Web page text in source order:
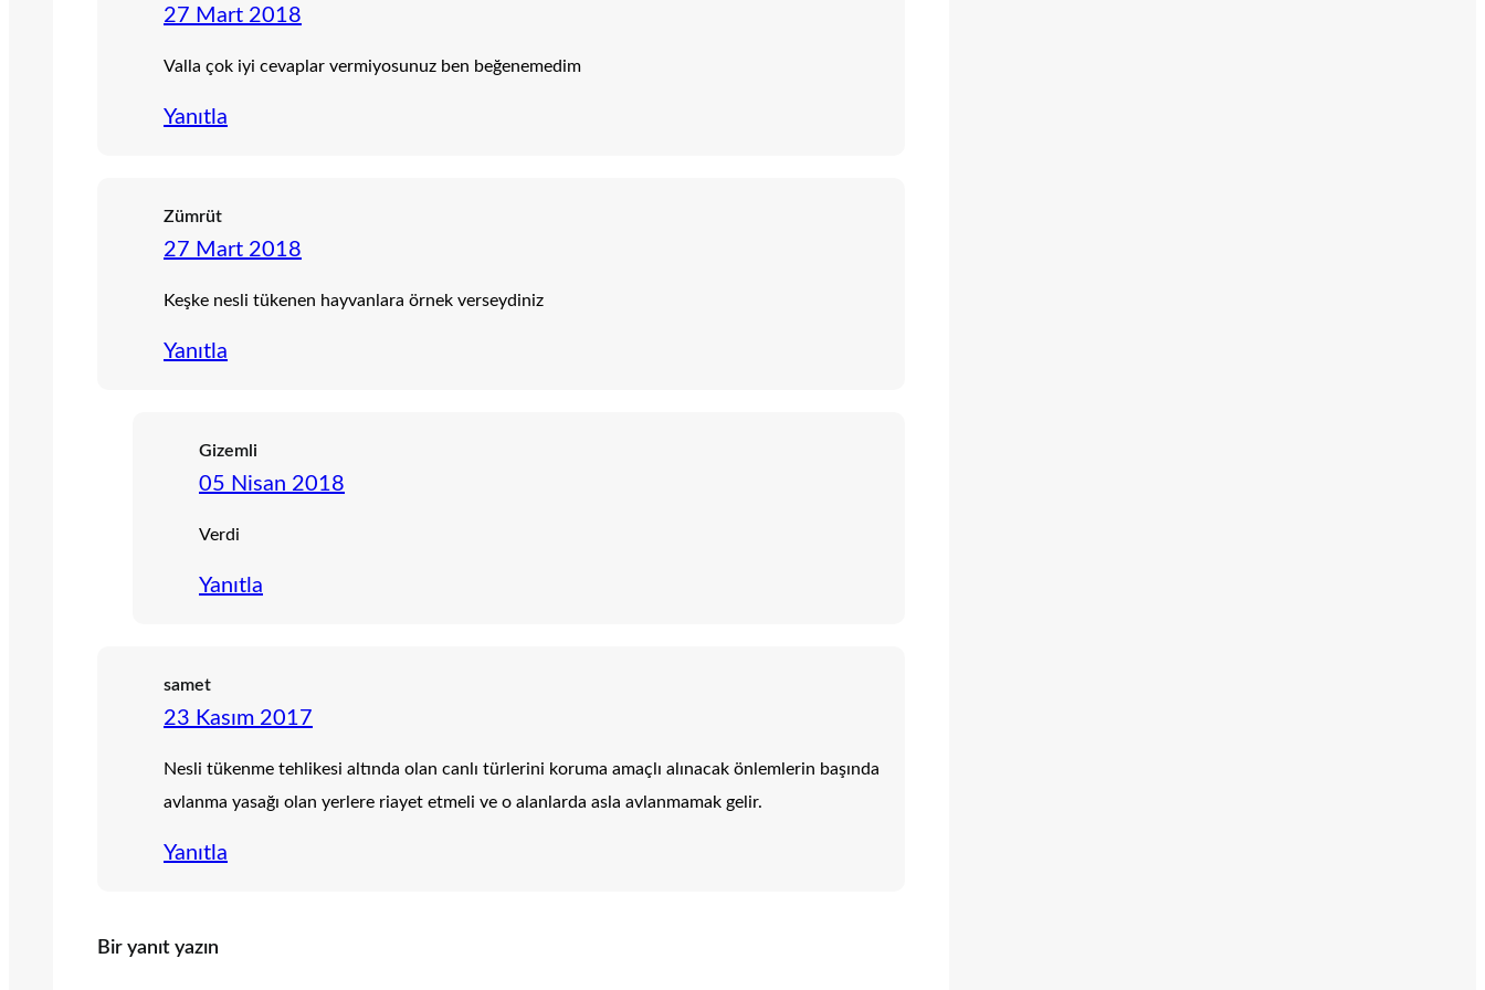
27 Mart 2018
Valla çok iyi cevaplar vermiyosunuz ben beğenemedim
Yanıtla
Zümrüt
27 Mart 2018
Keşke nesli tükenen hayvanlara örnek verseydiniz
Yanıtla
Gizemli
05 Nisan 2018
Verdi
Yanıtla
samet
23 Kasım 2017
Nesli tükenme tehlikesi altında olan canlı türlerini koruma amaçlı alınacak önlemlerin başında
avlanma yasağı olan yerlere riayet etmeli ve o alanlarda asla avlanmamak gelir.
Yanıtla
Bir yanıt yazın